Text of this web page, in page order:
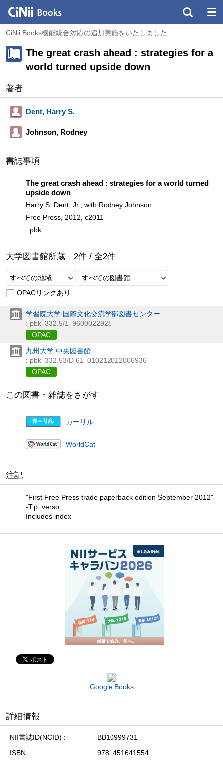
CiNii Books機能統合対応の追加実施をいたしました
The great crash ahead : strategies for a
world turned upside down
著者
Dent, Harry S.
Johnson, Rodney
書誌事項
The great crash ahead : strategies for a world turned
upside down
Harry S. Dent, Jr., with Rodney Johnson
Free Press, 2012, c2011
: pbk
大学図書館所蔵 2件 / 全2件
すべての地域
すべての図書館
OPACリンクあり
学習院大学 国際文化交流学部図書センター
: pbk 332.5/1
9600022928
OPAC
九州大学 中央図書館
: pbk 332.53/D 61
010212012006936
OPAC
この図書・雑誌をさがす
カーリル
WorldCat
注記
"First Free Press trade paperback edition September 2012"-
-T.p. verso
Includes index
Google Books
詳細情報
NII書誌ID(NCID)
BB10999731
ISBN
9781451641554